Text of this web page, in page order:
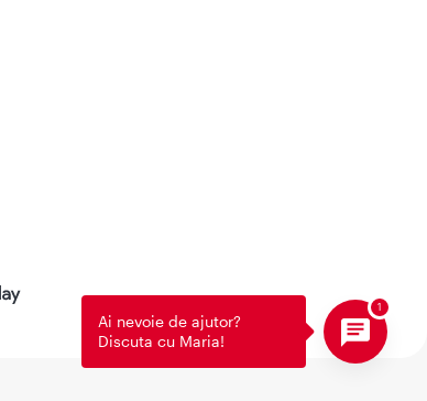
Ai nevoie de ajutor?
Discuta cu Maria!